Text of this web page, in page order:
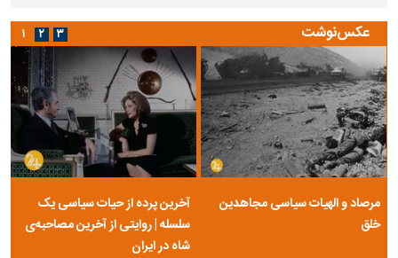
عکس‌نوشت
مرصاد و الهیات سیاسی مجاهدین
خلق
آخرین پرده از حیات سیاسی یک
سلسله | روایتی از آخرین مصاحبه‌ی
شاه در ایران
۱ ۲ ۳